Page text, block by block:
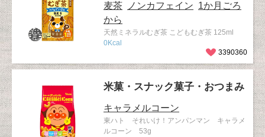
麦茶 ノンカフェイン 1か月ごろ
から
天然ミネラルむぎ茶 こどもむぎ茶 125ml
0Kcal
3390360
米菓・スナック菓子・おつまみ
キャラメルコーン
東ハト それいけ！アンパンマン キャラメ
ルコーン 53g